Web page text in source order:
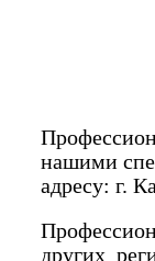
нашими
адресу: г.
других